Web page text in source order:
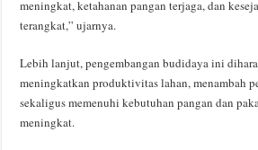
meningkat, ketahanan pangan terjaga, dan
terangkat,” ujarnya.
Lebih lanjut, pengembangan budidaya ini
meningkatkan produktivitas lahan, menambah
sekaligus memenuhi kebutuhan pangan dan
meningkat.